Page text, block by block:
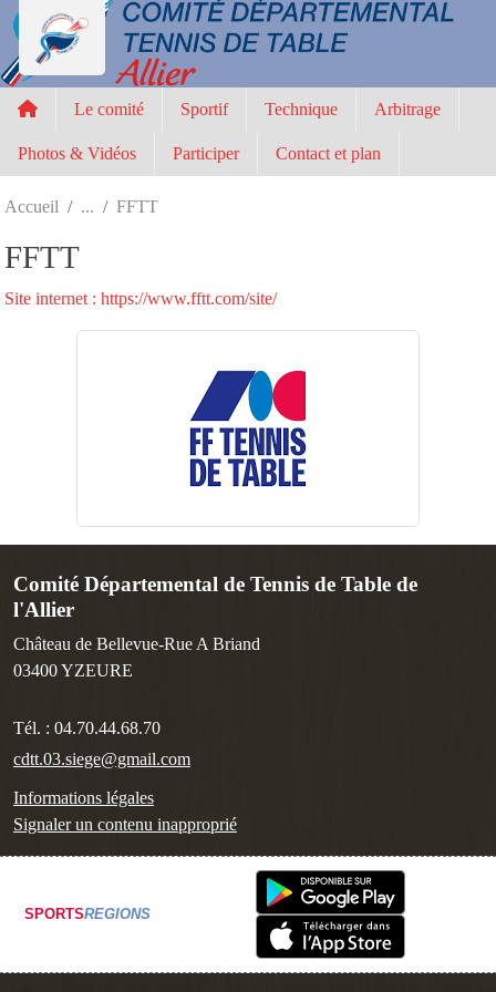
Le comité Sportif Technique Arbitrage
Photos & Vidéos Participer Contact et plan
Accueil FFTT
FFTT
Site internet : https://www.fftt.com/site/
Comité Départemental de Tennis de Table de
l'Allier
Château de Bellevue-Rue A Briand
03400YZEURE
Tél. : 04.70.44.68.70
cdtt.03.siege@gmail.com
Informations légales
Signaler un contenu inapproprié
SPORTSREGIONS
Panneau de gestion des cookies